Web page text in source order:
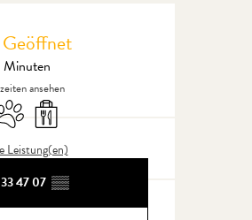
&
ansehen
erlaubt
Verkauf zum Mitnehmen
Leistung(en)
47 07 ▒▒